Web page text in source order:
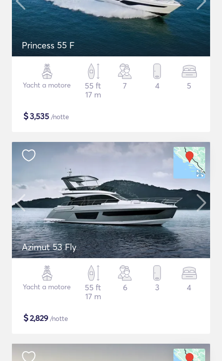
Princess 55 F
Yacht a motore
55 ft
17 m
7 4 5
$3,535 /notte
Azimut 53 Fly
Yacht a motore
55 ft
17 m
6 3 4
$2,829 /notte